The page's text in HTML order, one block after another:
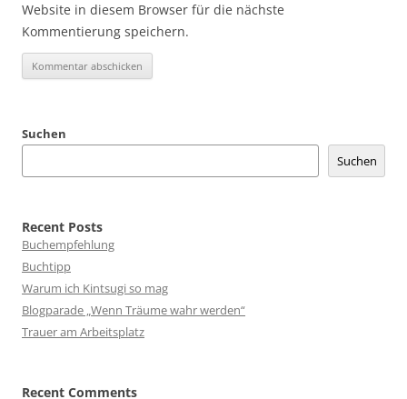
Website in diesem Browser für die nächste
Kommentierung speichern.
Suchen
Suchen
Recent Posts
Buchempfehlung
Buchtipp
Warum ich Kintsugi so mag
Blogparade „Wenn Träume wahr werden“
Trauer am Arbeitsplatz
Recent Comments